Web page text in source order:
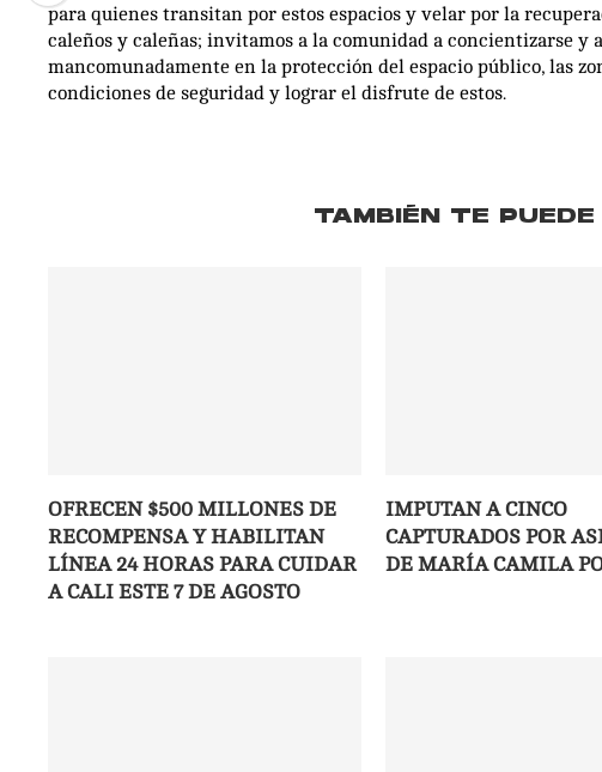
para quienes transitan por estos espacios y velar por la
caleños y caleñas; invitamos a la comunidad a concientizarse
mancomunadamente en la protección del espacio público, las
condiciones de seguridad y lograr el disfrute de estos.
TAMBIÉN TE PUEDE
OFRECEN $500 MILLONES DE
RECOMPENSA Y HABILITAN
LÍNEA 24 HORAS PARA CUIDAR
A CALI ESTE 7 DE AGOSTO
IMPUTAN A CINCO
CAPTURADOS POR
DE MARÍA CAMILA